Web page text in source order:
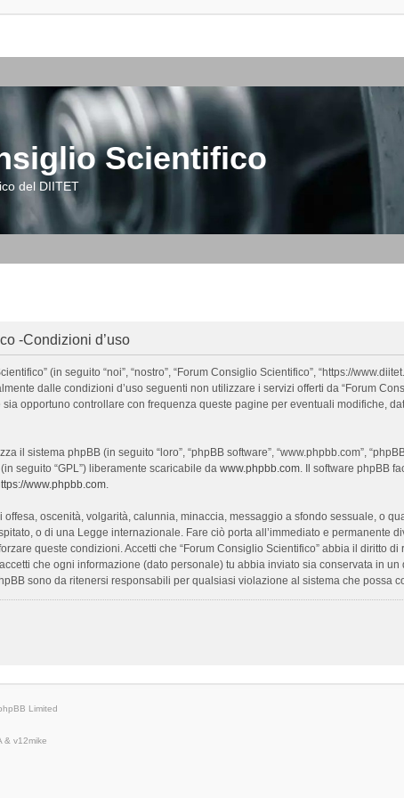
Scientifico
del DIITET
-Condizioni d’uso
(in seguito “noi”, “nostro”, “Forum Consiglio Scientifico”, “https://
dalle condizioni d’uso seguenti non utilizzare i servizi offerti da “Forum
opportuno controllare con frequenza queste pagine per eventuali modifiche,
il sistema phpBB (in seguito “loro”, “phpBB software”, “www.phpbb.com”,
(in seguito “GPL”) liberamente scaricabile da www.phpbb.com. Il software phpBB
www.phpbb.com.
oscenità, volgarità, calunnia, minaccia, messaggio a sfondo sessuale, o
o di una Legge internazionale. Fare ciò porta all’immediato e
queste condizioni. Accetti che “Forum Consiglio Scientifico” abbia il
che ogni informazione (dato personale) tu abbia inviato sia conservata in
sono da ritenersi responsabili per qualsiasi violazione al sistema che possa
Limited
& v12mike